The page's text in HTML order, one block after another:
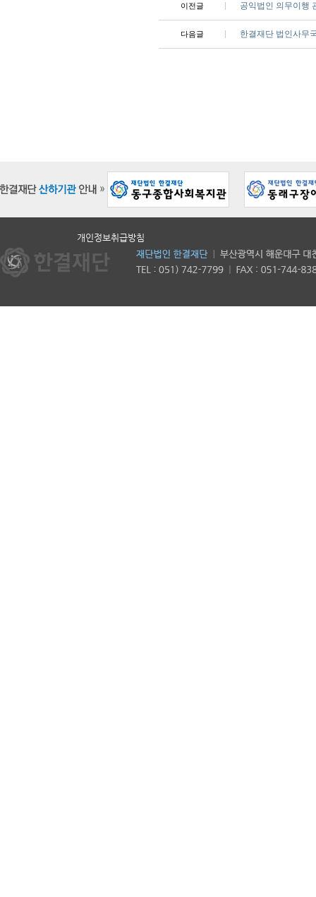
이전글 공익법인 의무이행
다음글 한결재단 법인사무
개인정보취급방침